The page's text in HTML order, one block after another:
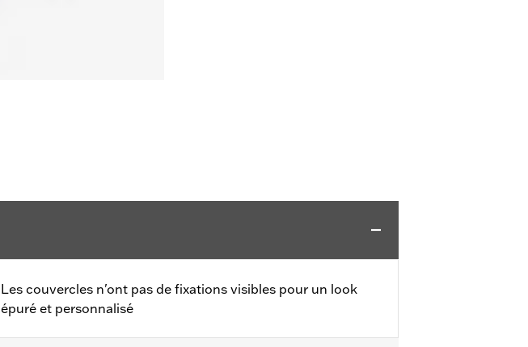
Les couvercles n'ont pas de fixations visibles pour un look
épuré et personnalisé